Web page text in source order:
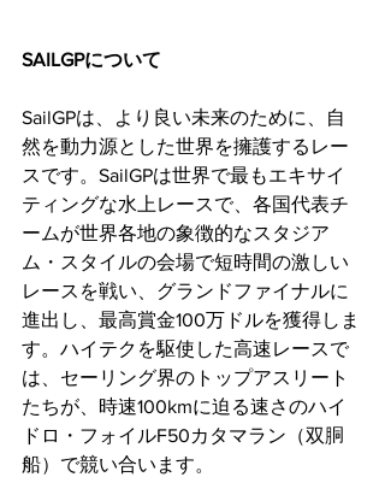
SAILGPについて
SailGPは、より良い未来のために、自
然を動力源とした世界を擁護するレー
スです。SailGPは世界で最もエキサイ
ティングな水上レースで、各国代表チ
ームが世界各地の象徴的なスタジア
ム・スタイルの会場で短時間の激しい
レースを戦い、グランドファイナルに
進出し、最高賞金100万ドルを獲得しま
す。ハイテクを駆使した高速レースで
は、セーリング界のトップアスリート
たちが、時速100kmに迫る速さのハイ
ドロ・フォイルF50カタマラン（双胴
船）で競い合います。